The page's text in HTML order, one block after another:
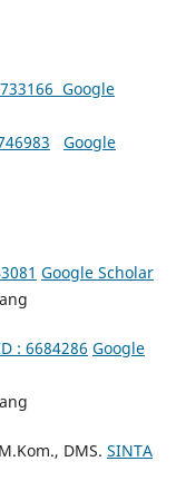
Google
Google
Google Scholar
: 6684286 Google
DMS. SINTA